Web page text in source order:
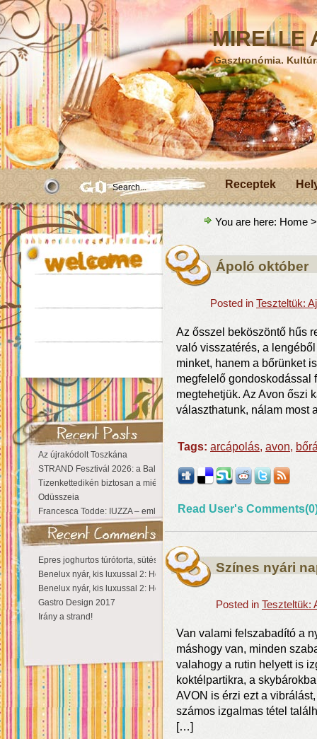
MIRELLE
Gasztronómia.
Receptek
Az újrakódolt Toszkána
STRAND Fesztivál 2026: a Balaton partján a nyár még tart!
Tizenkettedikén biztosan a miénk a Sziget!
Odüsszeia
Francesca Todde: IUZZA – emlékezet, táj és irodalom találkozása a Mai
Epres joghurtos túrótorta, sütés nélkül
Benelux nyár, kis luxussal 2: Hollandia
Benelux nyár, kis luxussal 2: Hollandia
Gastro Design 2017
Irány a strand!
You are here: Home
Ápoló október
Posted in Teszteltük:
Az ősszel beköszöntő hűs
való visszatérés, a
minket, hanem a bőrünket
megfelelő gondoskodással
megtehetjük. Az Avon őszi
választhatunk, nálam most
Tags: arcápolás, avon,
Read User's
Színes nyári
Posted in Teszteltük:
Van valami felszabadító a
máshogy van, minden
valahogy a rutin helyett is
koktélpartikra, a
AVON is érzi ezt a
számos izgalmas tétel
[…]